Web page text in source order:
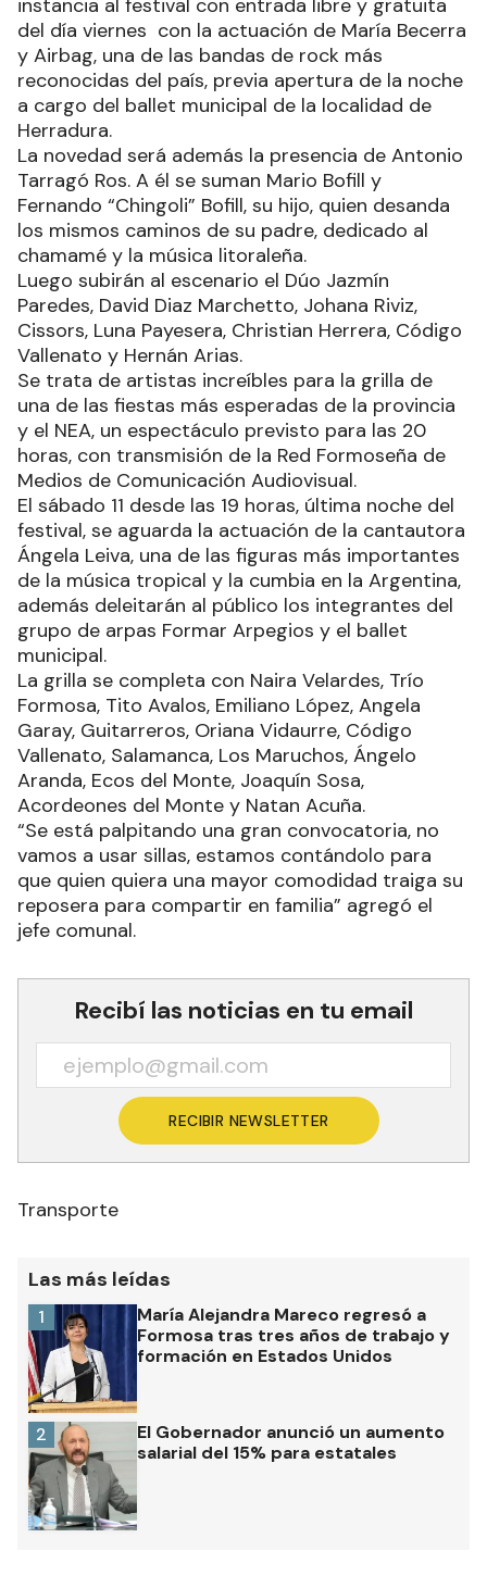
del día viernes con la actuación de María Becerra
y Airbag, una de las bandas de rock más
reconocidas del país, previa apertura de la noche
a cargo del ballet municipal de la localidad de
Herradura.
La novedad será además la presencia de Antonio
Tarragó Ros. A él se suman Mario Bofill y
Fernando “Chingoli” Bofill, su hijo, quien desanda
los mismos caminos de su padre, dedicado al
chamamé y la música litoraleña.
Luego subirán al escenario el Dúo Jazmín
Paredes, David Diaz Marchetto, Johana Riviz,
Cissors, Luna Payesera, Christian Herrera, Código
Vallenato y Hernán Arias.
Se trata de artistas increíbles para la grilla de
una de las fiestas más esperadas de la provincia
y el NEA, un espectáculo previsto para las 20
horas, con transmisión de la Red Formoseña de
Medios de Comunicación Audiovisual.
El sábado 11 desde las 19 horas, última noche del
festival, se aguarda la actuación de la cantautora
Ángela Leiva, una de las figuras más importantes
de la música tropical y la cumbia en la Argentina,
además deleitarán al público los integrantes del
grupo de arpas Formar Arpegios y el ballet
municipal.
La grilla se completa con Naira Velardes, Trío
Formosa, Tito Avalos, Emiliano López, Angela
Garay, Guitarreros, Oriana Vidaurre, Código
Vallenato, Salamanca, Los Maruchos, Ángelo
Aranda, Ecos del Monte, Joaquín Sosa,
Acordeones del Monte y Natan Acuña.
“Se está palpitando una gran convocatoria, no
vamos a usar sillas, estamos contándolo para
que quien quiera una mayor comodidad traiga su
reposera para compartir en familia” agregó el
jefe comunal.
Recibí las noticias en tu email
RECIBIR NEWSLETTER
Transporte
Las más leídas
María Alejandra Mareco regresó a
Formosa tras tres años de trabajo y
formación en Estados Unidos
1
El Gobernador anunció un aumento
salarial del 15% para estatales
2